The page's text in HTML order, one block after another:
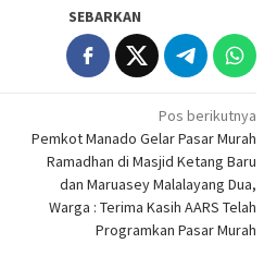
SEBARKAN
Pos berikutnya
Pemkot Manado Gelar Pasar Murah
Ramadhan di Masjid Ketang Baru
dan Maruasey Malalayang Dua,
Warga : Terima Kasih AARS Telah
Programkan Pasar Murah